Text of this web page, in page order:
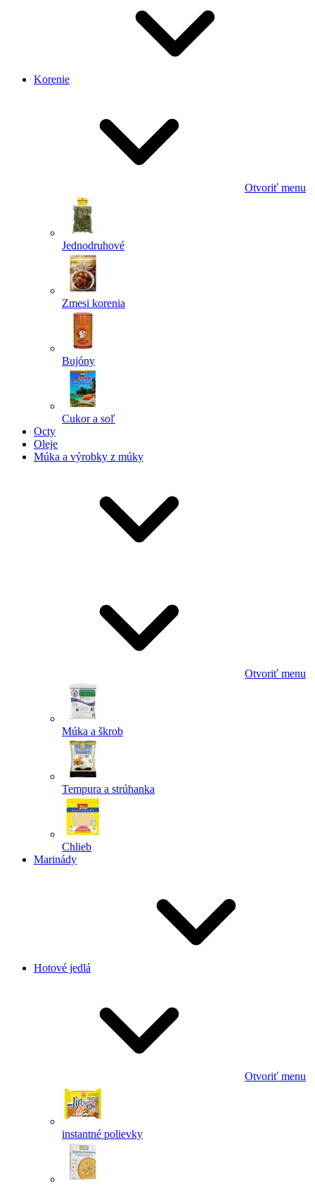
Korenie
Otvoriť menu
Jednodruhové
Zmesi korenia
Bujóny
Cukor a soľ
Octy
Oleje
Múka a výrobky z múky
Otvoriť menu
Múka a škrob
Tempura a strúhanka
Chlieb
Marinády
Hotové jedlá
Otvoriť menu
instantné polievky
Powered by chaterimo